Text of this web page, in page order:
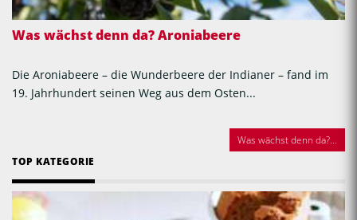
Was wächst denn da? Aroniabeere
Die Aroniabeere – die Wunderbeere der Indianer – fand im
19. Jahrhundert seinen Weg aus dem Osten...
Was wächst denn da?...
TOP KATEGORIE